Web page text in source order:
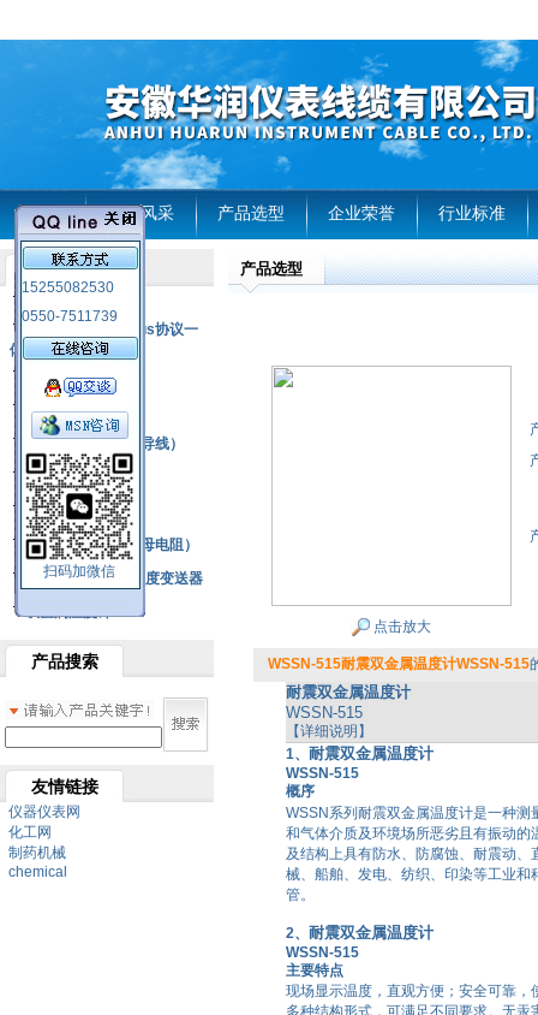
首页 企业风采 产品选型 企业荣誉 行业标准
15255082530
0550-7511739
扫码加微信
产品列表
RS485通讯modbus协议一
体化现场智能仪表
热电偶
压力式温度计
热电偶补偿电缆（导线）
振动传感器
热电阻
铂热电阻元件（云母电阻）
SBW系列一体化温度变送器
双金属温度计
产品搜索
友情链接
仪器仪表网
化工网
制药机械
chemical
产品选型
点击放大
WSSN-515耐震双金属温度计WSSN-515
耐震双金属温度计
WSSN-515
【详细说明】
1、 耐震双金属温度计
WSSN-515
概序
WSSN 系列 耐震双金属温度计是一种测
和气体介质及环境场所恶劣且有振动的
及结构上具有防水、防腐蚀、耐震动
械、船舶、发电、纺织、印染等工业
管。
2、 耐震双金属温度计
WSSN-515
主要特点
现场显示温度，直观方便；安全可靠，
多种结构形式，可满足不同要求。无汞